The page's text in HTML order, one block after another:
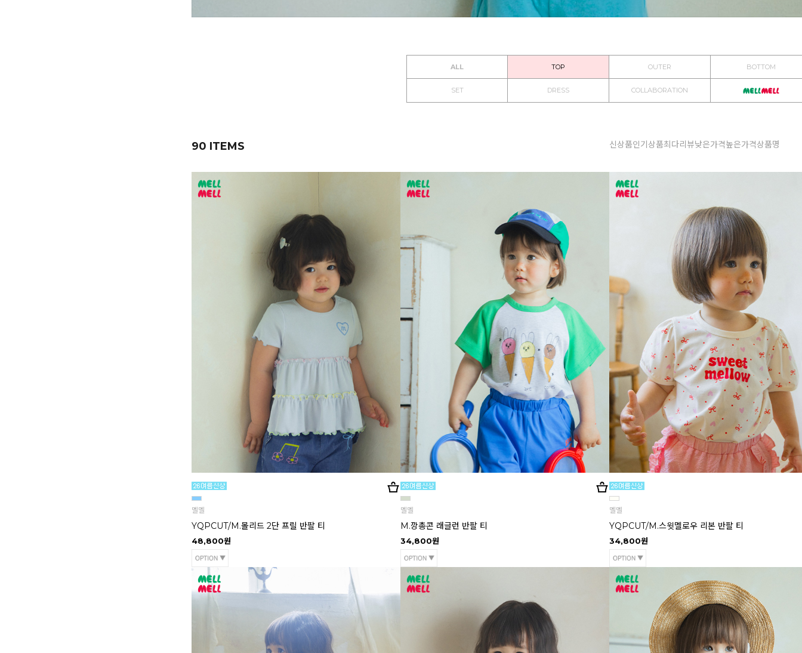
ALL TOP OUTER BOTTOM
SET DRESS COLLABORATION
90 ITEMS 신상품인기상품최다리뷰낮은가격높은가격상품명
멜멜
YQPCUT/M.몰리드 2단 프릴 반팔 티
48,800원
멜멜
M.깡총콘 래글런 반팔 티
34,800원
멜멜
YQPCUT/M.스윗멜로우 리본 반팔 티
34,800원